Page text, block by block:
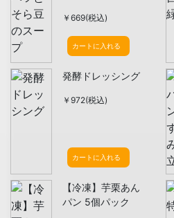
￥669(税込)
カートに入れる
発酵ドレッシング
￥972(税込)
カートに入れる
【冷凍】芋栗あん
パン 5個パック